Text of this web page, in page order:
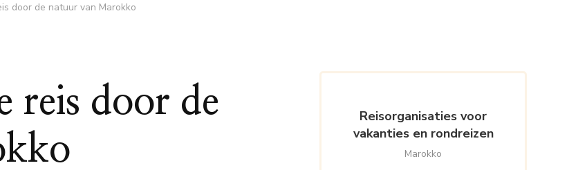
door de natuur van Marokko
reis door de
Reisorganisaties voor
vakanties en rondreizen
Marokko